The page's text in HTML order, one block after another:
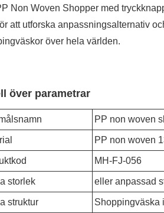
Non Woven Shopper med
att utforska anpassningsalternativ
över hela världen.
över parametrar
PP non woven
PP non woven
MH-FJ-056
storlek eller anpassad
struktur Shoppingväska